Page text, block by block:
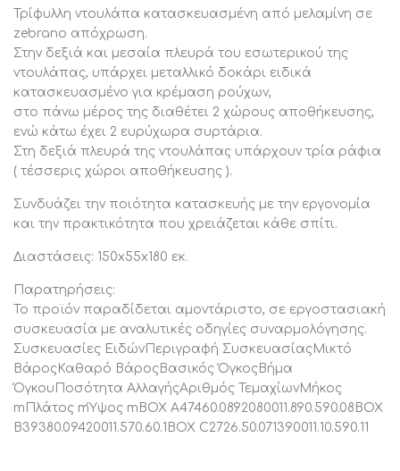
Τρίφυλλη ντουλάπα κατασκευασμένη από μελαμίνη σε
zebrano απόχρωση.
Στην δεξιά και μεσαία πλευρά του εσωτερικού της
ντουλάπας, υπάρχει μεταλλικό δοκάρι ειδικά
κατασκευασμένο για κρέμαση ρούχων,
στο πάνω μέρος της διαθέτει 2 χώρους αποθήκευσης,
ενώ κάτω έχει 2 ευρύχωρα συρτάρια.
Στη δεξιά πλευρά της ντουλάπας υπάρχουν τρία ράφια
( τέσσερις χώροι αποθήκευσης ).
Συνδυάζει την ποιότητα κατασκευής με την εργονομία
και την πρακτικότητα που χρειάζεται κάθε σπίτι.
Διαστάσεις: 150x55x180 εκ.
Παρατηρήσεις:
Το προϊόν παραδίδεται αμοντάριστο, σε εργοστασιακή
συσκευασία με αναλυτικές οδηγίες συναρμολόγησης.
Συσκευασίες ΕιδώνΠεριγραφή ΣυσκευασίαςΜικτό
ΒάροςΚαθαρό ΒάροςΒασικός ΌγκοςΒήμα
ΌγκουΠοσότητα ΑλλαγήςΑριθμός ΤεμαχίωνΜήκος
mΠλάτος mΎψος mBOX A47460.0892080011.890.590.08BOX
B39380.09420011.570.60.1BOX C2726.50.071390011.10.590.11